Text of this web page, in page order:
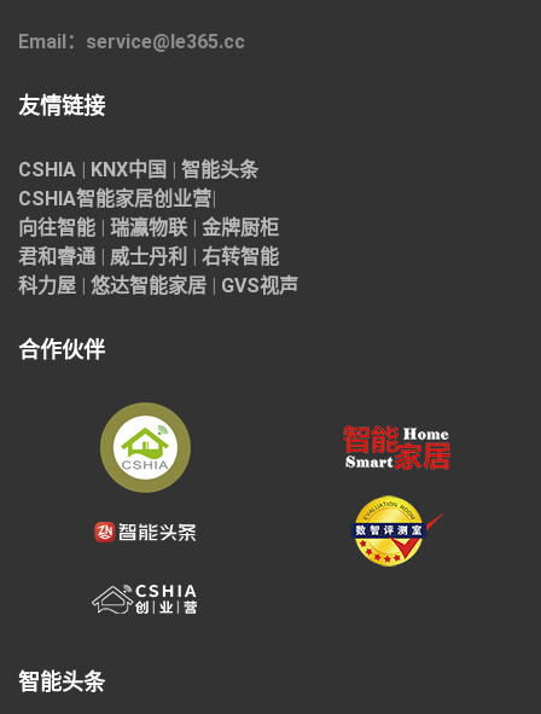
Email：service@le365.cc
友情链接
CSHIA KNX中国
智能头条
CSHIA智能家居创业营
向往智能
瑞瀛物联
金牌厨柜
君和睿通
威士丹利
右转智能
科力屋
悠达智能家居 GVS视声
合作伙伴
智能头条